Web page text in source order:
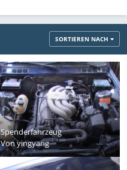
SORTIEREN NACH
Spenderfahrzeug
Vonyingyang